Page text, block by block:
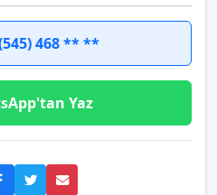
468 ** **
Yaz